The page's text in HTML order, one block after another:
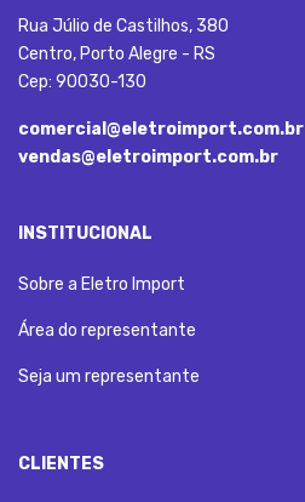
Rua Júlio de Castilhos, 380
Centro, Porto Alegre - RS
Cep: 90030-130
comercial@eletroimport.com.br
vendas@eletroimport.com.br
INSTITUCIONAL
Sobre a Eletro Import
Área do representante
Seja um representante
CLIENTES